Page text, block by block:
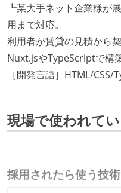
┗某大手ネット企業様が
用まで対応。
利用者が賃貸の見積から
Nuxt.jsやTypeScriptで構築
［開発言語］HTML/
現場で使われて
採用されたら使う技術